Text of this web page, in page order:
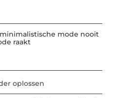
mode nooit
raakt
oplossen